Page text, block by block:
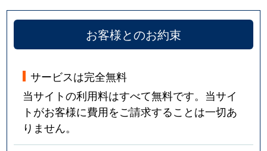
谷田部
1,900万円
万博記念公園(茨城)
3,700万円
万博記念公園(茨城)
谷田部
10,000万円
みどりの
谷田部
3,100万円
みどりの
お客様とのお約束
サービスは完全無料
当サイトの利用料はすべて無料です。当サイ
トがお客様に費用をご請求することは一切あ
りません。